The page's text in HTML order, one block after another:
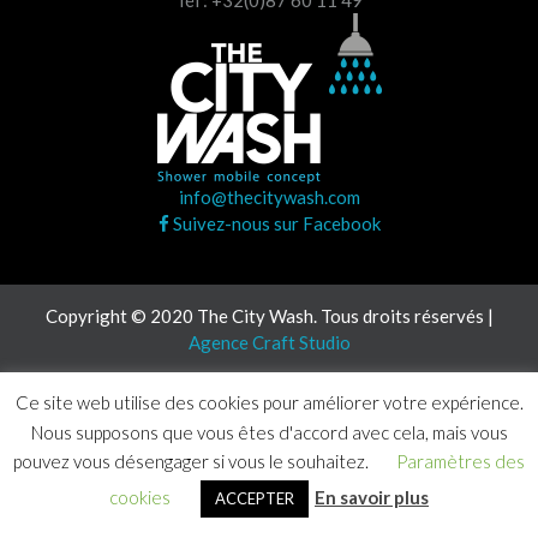
info@thecitywash.com
Suivez-nous sur Facebook
Copyright © 2020 The City Wash. Tous droits réservés |
Agence Craft Studio
Ce site web utilise des cookies pour améliorer votre expérience.
Nous supposons que vous êtes d'accord avec cela, mais vous
pouvez vous désengager si vous le souhaitez.
Paramètres des
cookies
ACCEPTER En savoir plus